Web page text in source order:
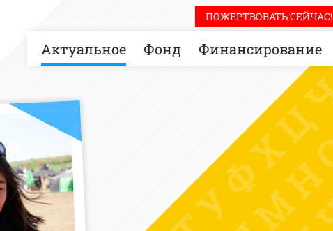
Актуальное Фонд Финансирование
ПОЖЕРТВОВАТЬ СЕЙЧАС!